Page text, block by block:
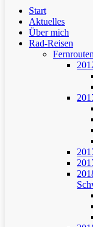
Start
Aktuelles
Über mich
Rad-Reisen
Fernrouten